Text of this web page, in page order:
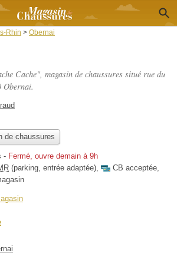
Rhin > Obernai
Cache", magasin de chaussures situé rue du
Obernai.
de chaussures
- Fermé, ouvre demain à 9h
(parking, entrée adaptée), CB acceptée,